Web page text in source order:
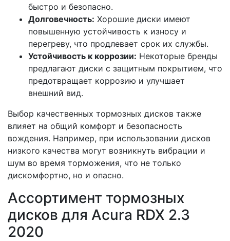
быстро и безопасно.
Долговечность: Хорошие диски имеют
повышенную устойчивость к износу и
перегреву, что продлевает срок их службы.
Устойчивость к коррозии: Некоторые бренды
предлагают диски с защитным покрытием, что
предотвращает коррозию и улучшает
внешний вид.
Выбор качественных тормозных дисков также
влияет на общий комфорт и безопасность
вождения. Например, при использовании дисков
низкого качества могут возникнуть вибрации и
шум во время торможения, что не только
дискомфортно, но и опасно.
Ассортимент тормозных
дисков для Acura RDX 2.3
2020